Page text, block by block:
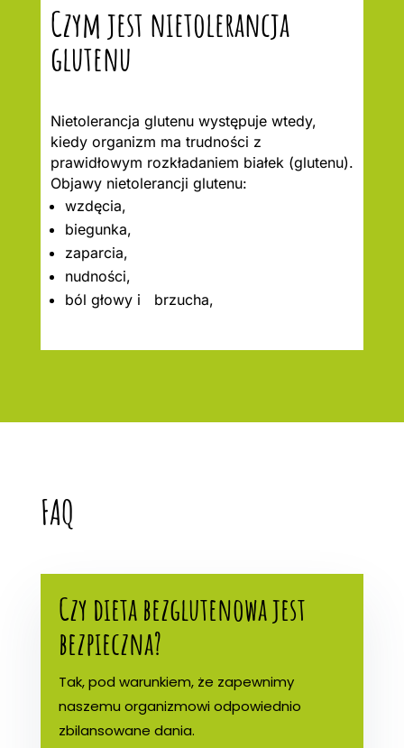
Czym jest nietolerancja
glutenu
Nietolerancja glutenu występuje wtedy,
kiedy organizm ma trudności z
prawidłowym rozkładaniem białek (glutenu).
Objawy nietolerancji glutenu:
wzdęcia,
biegunka,
zaparcia,
nudności,
ból głowy i brzucha,
FAQ
Czy dieta bezglutenowa jest
bezpieczna?
Tak, pod warunkiem, że zapewnimy
naszemu organizmowi odpowiednio
zbilansowane dania.